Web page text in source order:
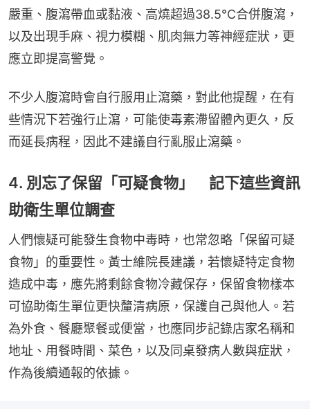
嚴重、腹瀉帶血或黏液、高燒超過38.5°C合併腹瀉，
以及出現手麻、視力模糊、肌肉無力等神經症狀，更
應立即提高警覺。
不少人腹瀉時會自行服用止瀉藥，對此他提醒，在有
些情況下若強行止瀉，可能使毒素滯留體內更久，反
而延長病程，因此不建議自行亂服止瀉藥。
4. 別忘了保留「可疑食物」 記下這些資訊
助衛生單位調查
人們懷疑可能發生食物中毒時，也常忽略「保留可疑
食物」的重要性。黃士維院長建議，若懷疑特定食物
造成中毒，應先將剩餘食物冷藏保存，保留食物樣本
可協助衛生單位更快釐清病原，保護自己與他人。若
為外食、餐廳聚餐或便當，也應同步記錄店家名稱和
地址、用餐時間、菜色，以及同桌發病人數與症狀，
作為後續通報的依據。